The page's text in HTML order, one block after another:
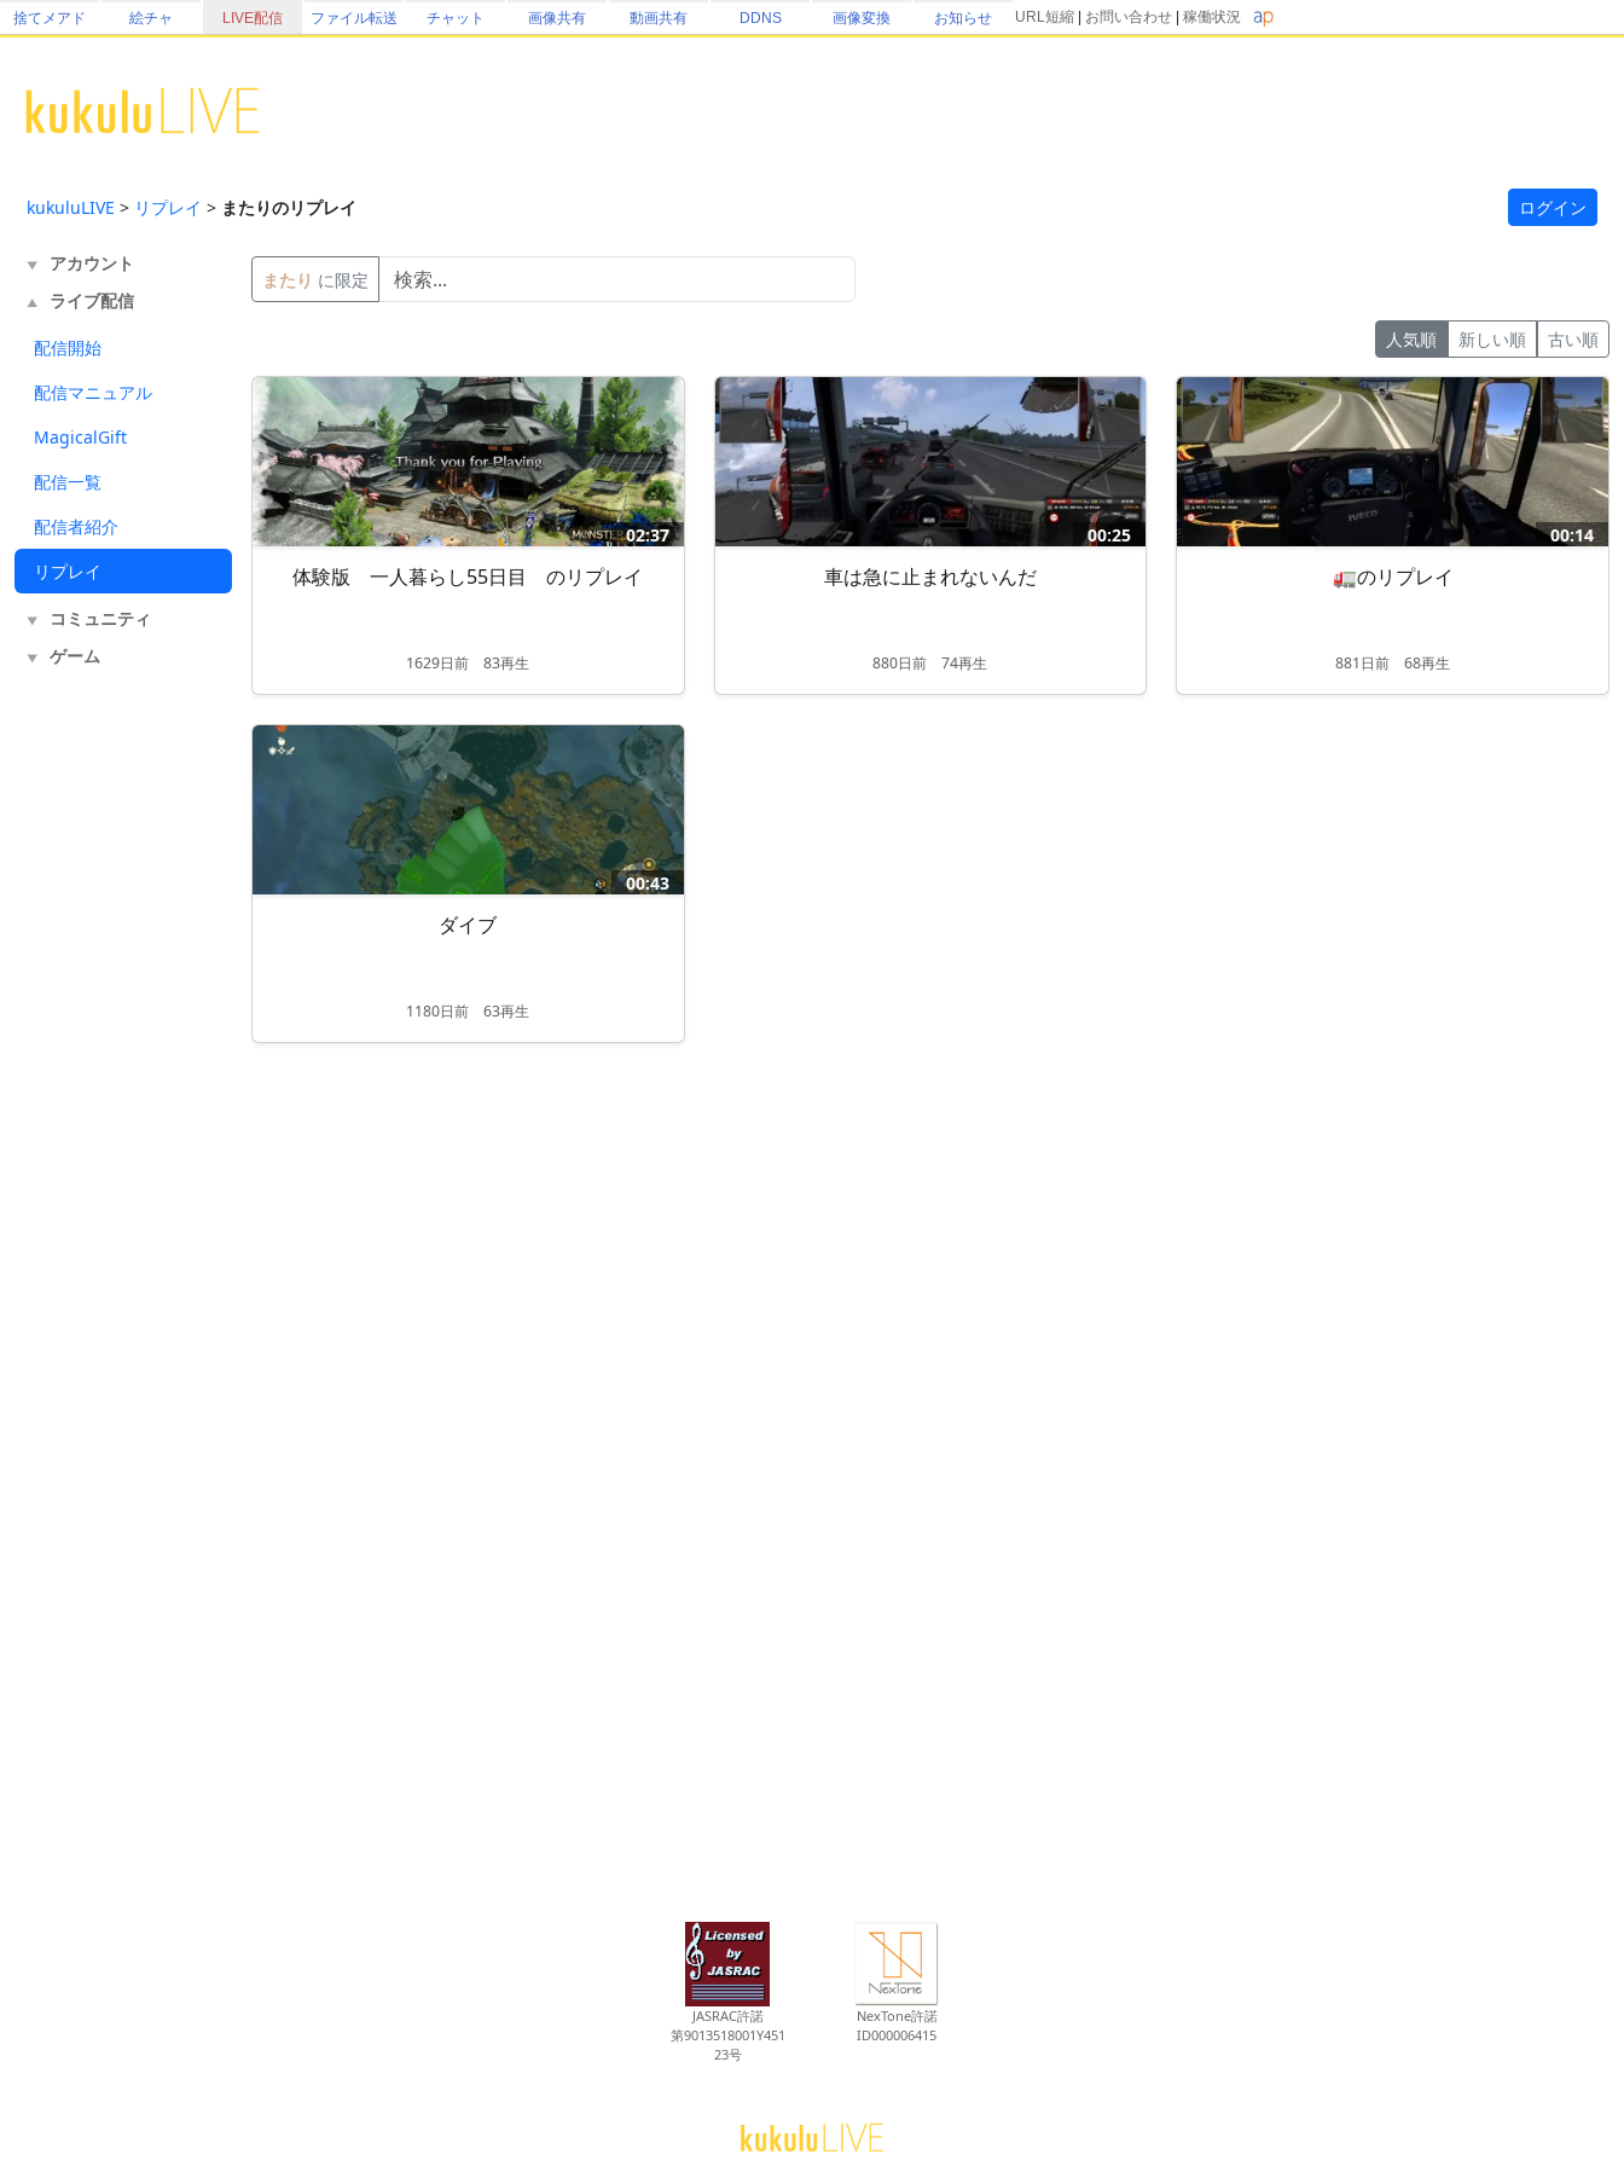
捨てメアド 絵チャ LIVE配信 ファイル転送 チャット 画像共有 動画共有 DDNS 画像変換 お知らせ URL短縮 お問い合わせ 稼働状況
kukuluLIVE > リプレイ > またりのリプレイ ログイン
▼ アカウント
▲ ライブ配信
配信開始
配信マニュアル
MagicalGift
配信一覧
配信者紹介
リプレイ
▼ コミュニティ
▼ ゲーム
またり に限定
人気順 新しい順 古い順
02:37
体験版 一人暮らし55日目 のリプレイ
1629日前 83再生
00:25
車は急に止まれないんだ
880日前 74再生
00:14
🚛のリプレイ
881 日前 68再生
00:43
ダイブ
1180日前 63再生
JASRAC許諾
第9013518001Y451
23号
NexTone許諾
ID000006415